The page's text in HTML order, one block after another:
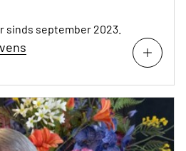
sinds september 2023.